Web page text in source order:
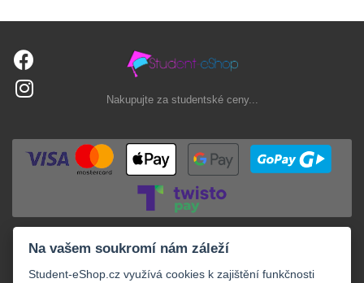
Nakupujte za studentské ceny...
Na vašem soukromí nám záleží
Student-eShop.cz využívá cookies k zajištění funkčnosti